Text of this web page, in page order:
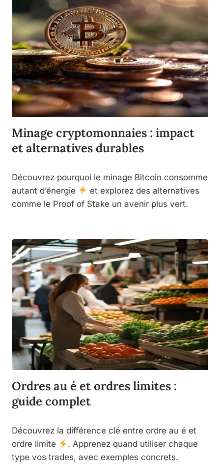
Minage cryptomonnaies : impact
et alternatives durables
Découvrez pourquoi le minage Bitcoin consomme
autant d’énergie
et explorez des alternatives
comme le Proof of Stake un avenir plus vert.
Ordres au é et ordres limites :
guide complet
Découvrez la différence clé entre ordre au é et
ordre limite
. Apprenez quand utiliser chaque
type vos trades, avec exemples concrets.